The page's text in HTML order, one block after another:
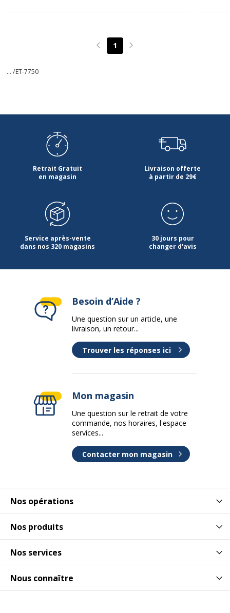
Page précédente
1 Page suivante
... /ET-7750
Retrait Gratuit
en magasin
Livraison offerte
à partir de 29€
Service après-vente
dans nos 320 magasins
30 jours pour
changer d'avis
Nos opérations
Nos produits
Nos services
Nous connaître
Besoin d’Aide ?
Une question sur un article, une
livraison, un retour...
Trouver les réponses ici
Mon magasin
Une question sur le retrait de votre
commande, nos horaires, l'espace
services...
Contacter mon magasin